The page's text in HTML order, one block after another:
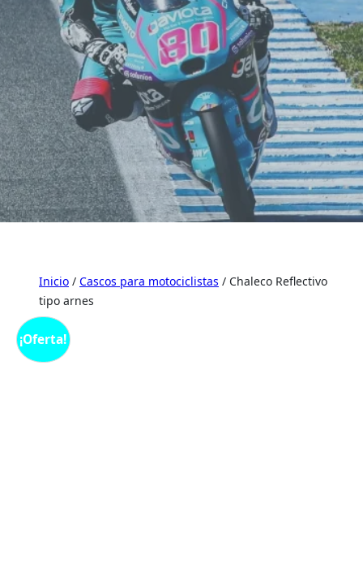
Inicio / Cascos para motociclistas / Chaleco Reflectivo
tipo arnes
¡Oferta!